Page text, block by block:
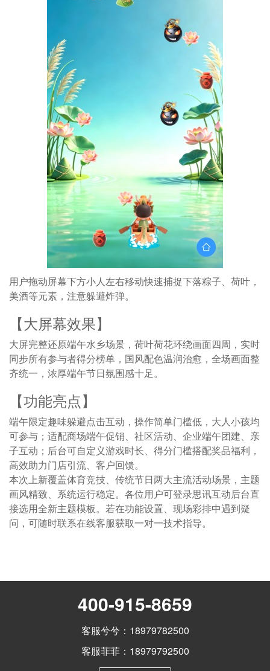
用户拖动屏幕下方小人左右移动快速捕捉下落粽子、荷叶，
美酒等元素，注意躲避炸弹。
【大屏幕效果】
大屏完整还原端午水乡场景，荷叶荷花环绕画面四周，实时
同步所有参与者得分榜单，国风配色温润治愈，全场画面整
齐统一，浓厚端午节日氛围感十足。
【功能亮点】
端午限定趣味躲避点击互动，操作简单门槛低，大人小孩均
可参与；适配商场端午促销、社区活动、企业端午团建、亲
子互动；后台可自定义游戏时长、得分门槛搭配奖品福利，
高效助力门店引流、客户回馈。
本次上新覆盖体育竞技、传统节日两大主流活动场景，主题
画风精致、系统运行稳定。各位用户可登录思讯互动后台直
接选用全新主题模板。若在功能设置、现场彩排中遇到疑
问，可随时联系在线客服获取一对一技术指导。
400-915-8659
客服兮兮：18979782500
客服菲菲：18979792500